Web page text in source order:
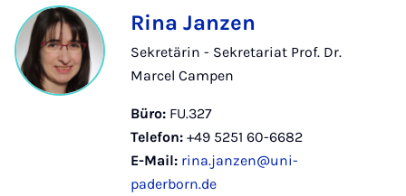
Rina Janzen
Sekretärin - Sekretariat Prof. Dr.
Marcel Campen
Büro: FU.327
Telefon: +49 5251 60-6682
E-Mail: rina.janzen@uni-
paderborn.de